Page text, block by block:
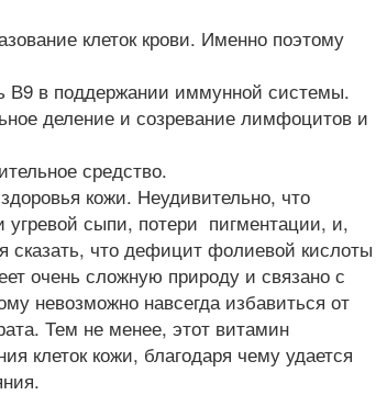
клеток крови. Именно поэтому
В9 в поддержании иммунной системы.
деление и созревание лимфоцитов и
средство.
кожи. Неудивительно, что
угревой сыпи, потери пигментации, и,
сказать, что дефицит фолиевой кислоты
очень сложную природу и связано с
невозможно навсегда избавиться от
Тем не менее, этот витамин
клеток кожи, благодаря чему удается